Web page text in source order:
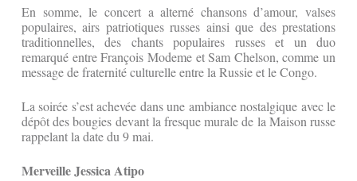
En somme, le concert a alterné chansons d’amour, valses
populaires, airs patriotiques russes ainsi que des prestations
traditionnelles, des chants populaires russes et un duo
remarqué entre François Modeme et Sam Chelson, comme un
message de fraternité culturelle entre la Russie et le Congo.
La soirée s’est achevée dans une ambiance nostalgique avec le
dépôt des bougies devant la fresque murale de la Maison russe
rappelant la date du 9 mai.
Merveille Jessica Atipo